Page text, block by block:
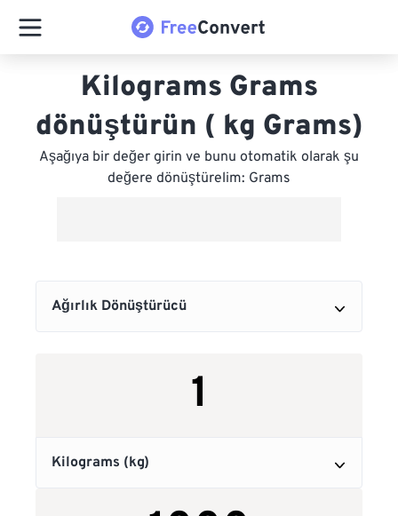
Kilograms Grams
dönüştürün ( kg Grams)
Aşağıya bir değer girin ve bunu otomatik olarak şu
değere dönüştürelim: Grams